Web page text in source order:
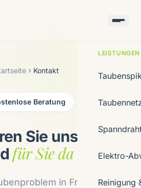
LEISTUNGEN
Elektro-
Reinigung
Kontakt
Beratung
Sie uns — wir
für Sie da
in Freiburg? Wir